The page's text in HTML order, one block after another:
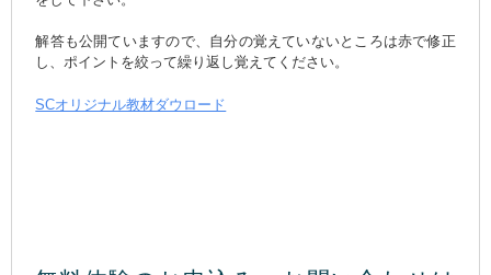
解答も公開ていますので、自分の覚えていないところは赤で修正
し、ポイントを絞って繰り返し覚えてください。
SCオリジナル教材ダウロード